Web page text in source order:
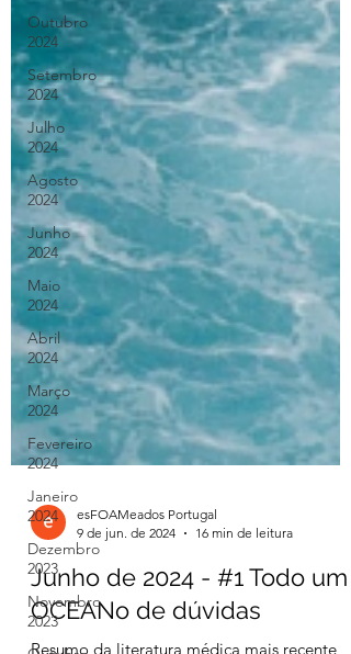
Outubro
2024
Setembro
2024
Julho
2024
Agosto
2024
Junho
2024
Maio
2024
Abril
2024
Março
2024
Fevereiro
2024
Janeiro
2024
Dezembro
2023
Novembro
2023
esFOAMeados Portugal
9 de jun. de 2024
16 min de leitura